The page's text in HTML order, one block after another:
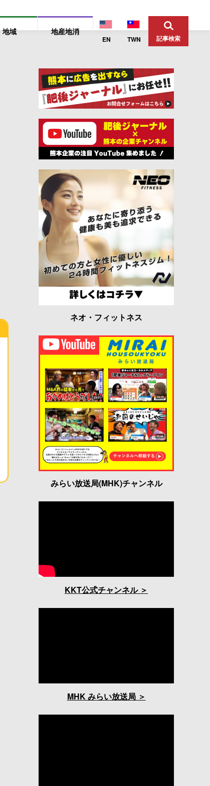
地域 地産地消
EN TWN 記事検索
ネオ・フィットネス
みらい放送局(MHK)チャンネル
KKT公式チャンネル
MHK みらい放送局